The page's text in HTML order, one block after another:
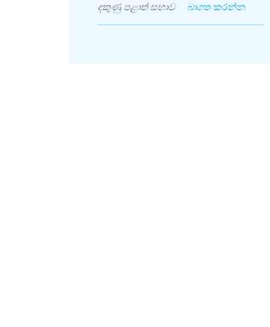
දකුණු පළාත් සභාව
බාගත කරන්න